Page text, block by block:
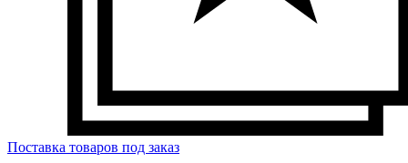
Поставка товаров под заказ